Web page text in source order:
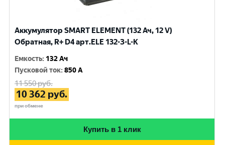
Аккумулятор SMART ELEMENT (132 Ач, 12 V)
Обратная, R+ D4 арт.ELE 132-З-L-К
Емкость: 132 Ач
Пусковой ток:850 A
11 550руб.
10 362 руб.
при обмене
Купить в 1 клик